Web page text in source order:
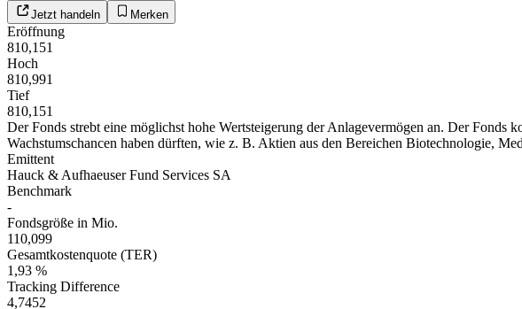
Jetzt handeln Merken
Eröffnung
810,151
Hoch
810,991
Tief
810,151
Der Fonds strebt eine möglichst hohe Wertsteigerung der Anlagevermögen an. Der
Wachstumschancen haben dürften, wie z. B. Aktien aus den Bereichen Biotechnologie,
Emittent
Hauck & Aufhaeuser Fund Services SA
Benchmark
-
Fondsgröße in Mio.
110,099
Gesamtkostenquote (TER)
1,93 %
Tracking Difference
4,7452